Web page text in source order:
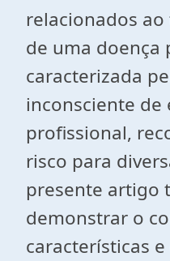
relacionados
de uma doença
caracterizada
inconsciente
profissional,
risco para
presente artigo
demonstrar o
características